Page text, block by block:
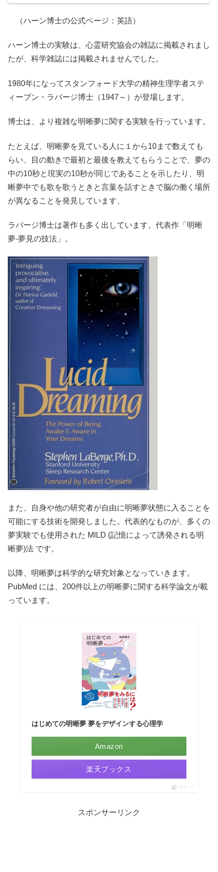
（ハーン博士の公式ページ：英語）
ハーン博士の実験は、心霊研究協会の雑誌に掲載されまし
たが、科学雑誌には掲載されませんでした。
1980年になってスタンフォード大学の精神生理学者ステ
ィーブン・ラバージ博士（1947～）が登場します。
博士は、より複雑な明晰夢に関する実験を行っています。
たとえば、明晰夢を見ている人に１から10まで数えても
らい、目の動きで最初と最後を教えてもらうことで、夢の
中の10秒と現実の10秒が同じであることを示したり、明
晰夢中でも歌を歌うときと言葉を話すときで脳の働く場所
が異なることを発見しています、
ラバージ博士は著作も多く出しています。代表作「明晰
夢-夢見の技法」。
また、自身や他の研究者が自由に明晰夢状態に入ることを
可能にする技術を開発しました。代表的なものが、多くの
夢実験でも使用された MILD (記憶によって誘発される明
晰夢)法 です。
以降、明晰夢は科学的な研究対象となっていきます。
PubMed には、200件以上の明晰夢に関する科学論文が載
っています。
はじめての明晰夢 夢をデザインする心理学
Amazon
楽天ブックス
ポチップ
スポンサーリンク